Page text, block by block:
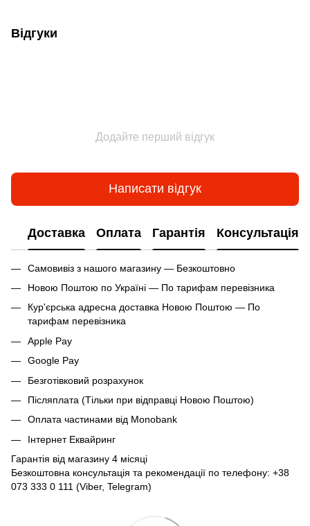
Відгуки
Додайте перший відгук
Написати відгук
Доставка Оплата Гарантія Консультація
Самовивіз з нашого магазину — Безкоштовно
Новою Поштою по Україні — По тарифам перевізника
Кур'єрська адресна доставка Новою Поштою — По
тарифам перевізника
Apple Pay
Google Pay
Безготівковий розрахунок
Післяплата (Тільки при відправці Новою Поштою)
Оплата частинами від Monobank
Інтернет Еквайринг
Гарантія від магазину 4 місяці
Безкоштовна консультація та рекомендації по телефону: +38
073 333 0 111 (Viber, Telegram)